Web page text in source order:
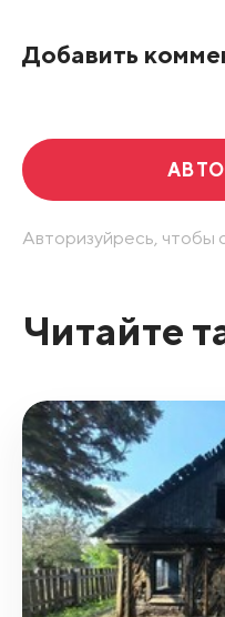
Добавить
Авторизуйресь, чтобы
Читайте